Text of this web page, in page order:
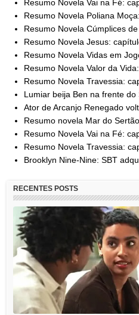
Resumo Novela Vai na Fé:
Resumo Novela Poliana
Resumo Novela Cúmplices
Resumo Novela Jesus:
Resumo Novela Vidas em
Resumo Novela Valor da
Resumo Novela Travessia:
Lumiar beija Ben na frente do
Ator de Arcanjo Renegado
Resumo novela Mar do
Resumo Novela Vai na Fé:
Resumo Novela Travessia:
Brooklyn Nine-Nine: SBT
RECENTES POSTS